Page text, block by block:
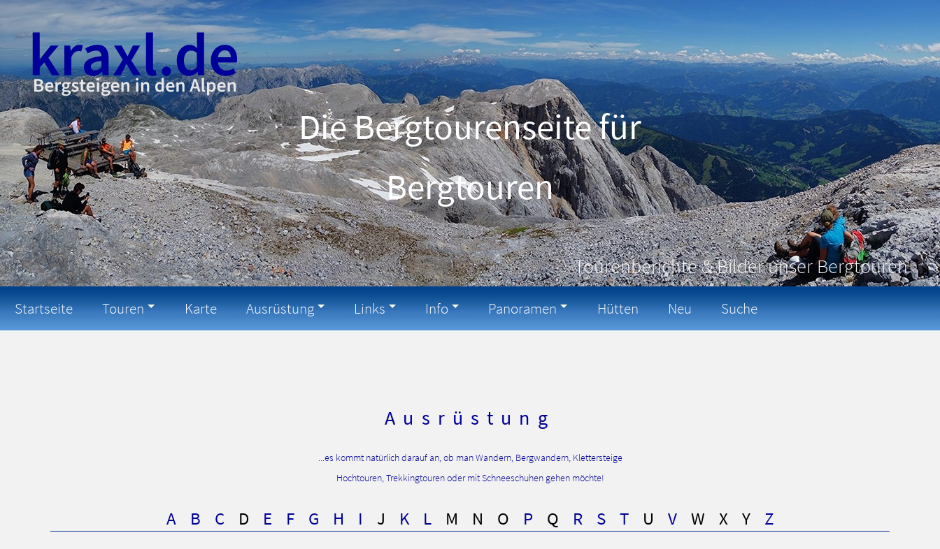
Die Bergtourenseite für
Schneeschuhtouren
Tourenberichte & Bilder unser Bergtouren
Startseite Touren Karte Ausrüstung Links Info Panoramen Hütten Neu Suche
Ausrüstung
...es kommt natürlich darauf an, ob man Wandern, Bergwandern, Klettersteige
Hochtouren, Trekkingtouren oder mit Schneeschuhen gehen möchte!
A B C D E F G H I J K L M N O P Q R S T U V W X Y Z